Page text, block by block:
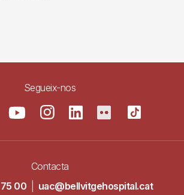
Segueix-nos
Contacta
00
uac@bellvitgehospital.cat